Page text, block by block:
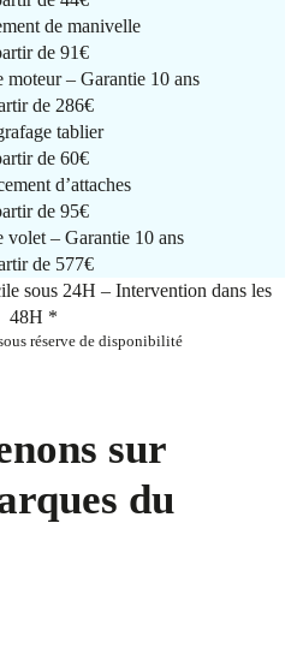
de manivelle
de 91€
moteur – Garantie 10 ans
de 286€
tablier
de 60€
d’attaches
de 95€
volet – Garantie 10 ans
de 577€
sous 24H – Intervention dans les
48H *
réserve de disponibilité
sur
du